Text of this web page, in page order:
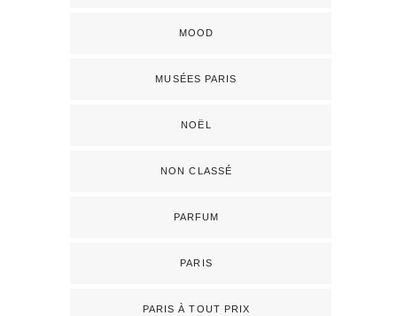
MOOD
MUSÉES PARIS
NOËL
NON CLASSÉ
PARFUM
PARIS
PARIS À TOUT PRIX